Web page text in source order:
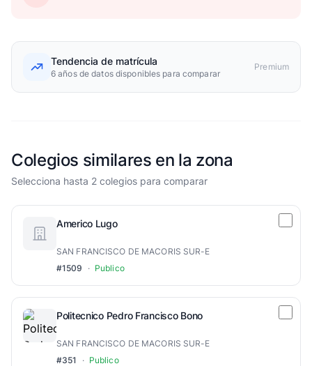
Tendencia de matrícula
6 años de datos disponibles para comparar
Premium
Colegios similares en la zona
Selecciona hasta 2 colegios para comparar
Americo Lugo
SAN FRANCISCO DE MACORIS SUR-E
#1509
· Publico
Politecnico Pedro Francisco Bono
SAN FRANCISCO DE MACORIS SUR-E
#351
· Publico